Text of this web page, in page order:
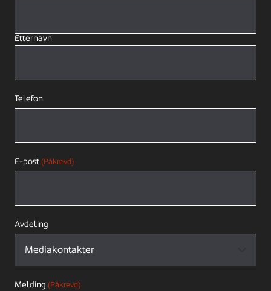
Etternavn
Telefon
E-post (Påkrevd)
Avdeling
Melding (Påkrevd)